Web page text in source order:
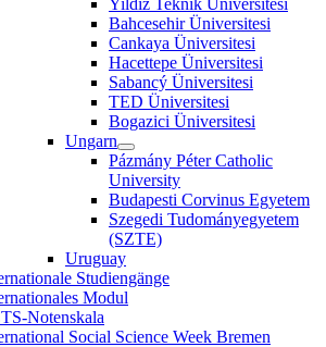
Bahcesehir Üniversitesi
Cankaya Üniversitesi
Hacettepe Üniversitesi
Sabancý Üniversitesi
TED Üniversitesi
Bogazici Üniversitesi
Ungarn
Pázmány Péter Catholic
University
Budapesti Corvinus Egyetem
Szegedi Tudományegyetem
(SZTE)
Uruguay
Studiengänge
Modul
Notenskala
Social Science Week Bremen